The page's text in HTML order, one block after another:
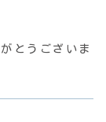
とうございま